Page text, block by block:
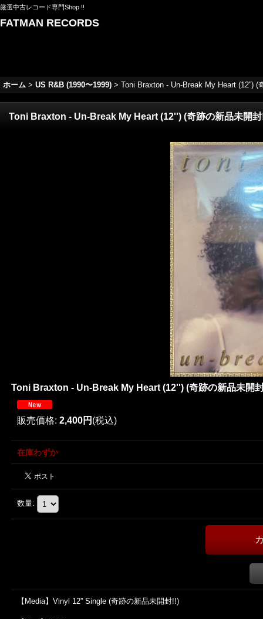
厳選中古レコード専門Shop !!
FATMAN RECORDS
ホーム > US R&B (1990〜1999) > Toni Braxton - Un-Break My Heart (12'') (
Toni Braxton - Un-Break My Heart (12'') (奇跡の新品未開
Toni Braxton - Un-Break My Heart (12'') (奇跡の新品未開
販売価格: 2,400円 (税込)
在庫わずか
数量:
【Media】Vinyl 12'' Single (奇跡の新品未開封!!)